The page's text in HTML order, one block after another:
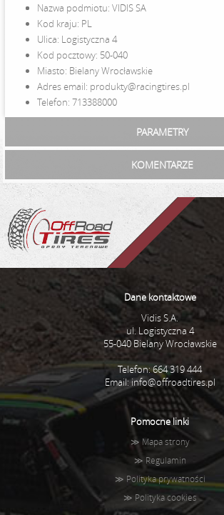
Nazwa podmiotu: VIDIS SA
Kod kraju: PL
Ulica: Logistyczna 4
Kod pocztowy: 50-040
Miasto: Bielany Wrocławskie
Adres email: produkty@racingtires.pl
Telefon: 713388000
PARAMETRY
KOMENTARZE
Dane kontaktowe
Vidis S.A.
ul. Logistyczna 4
55-040 Bielany Wrocławskie
Telefon: 664 319 444
Email:info@offroadtires.pl
Pomocne linki
≫ Mapa strony
≫ Regulamin
≫ Polityka prywatności
≫ Polityka cookies